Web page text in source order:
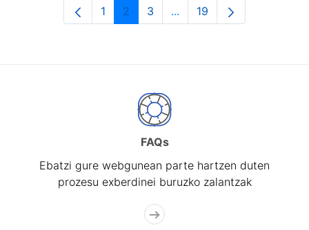
Orrialdea
1 Orrialdea
2 Orrialdea
3 ...Intermediate Pages Use
Orrialdea
19
FAQs
Ebatzi gure webgunean parte hartzen duten
prozesu exberdinei buruzko zalantzak